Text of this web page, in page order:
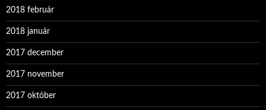
2018 február
2018 január
2017 december
2017 november
2017 október